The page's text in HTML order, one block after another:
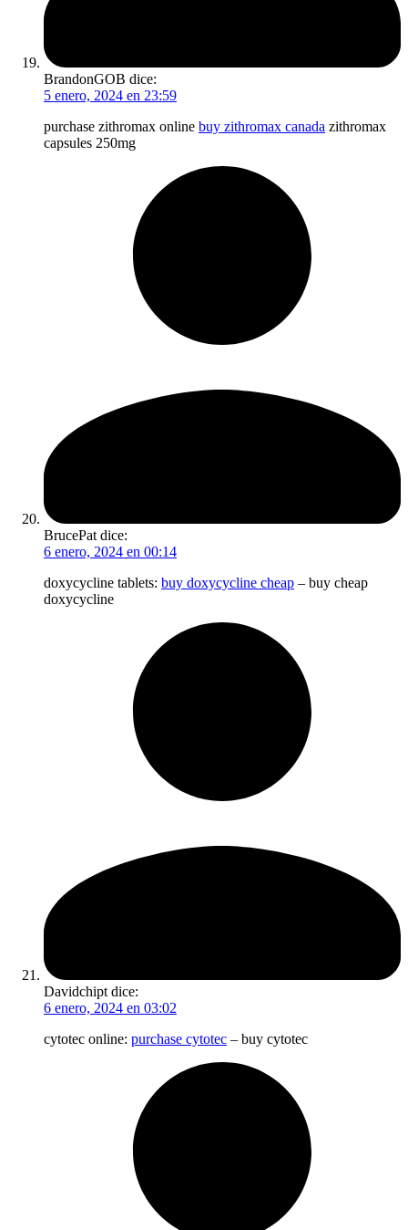
BrandonGOB dice:
5 enero, 2024 en 23:59
purchase zithromax online buy zithromax canada zithromax
capsules 250mg
BrucePat dice:
6 enero, 2024 en 00:14
doxycycline tablets: buy doxycycline cheap – buy cheap
doxycycline
Davidchipt dice:
6 enero, 2024 en 03:02
cytotec online: purchase cytotec – buy cytotec